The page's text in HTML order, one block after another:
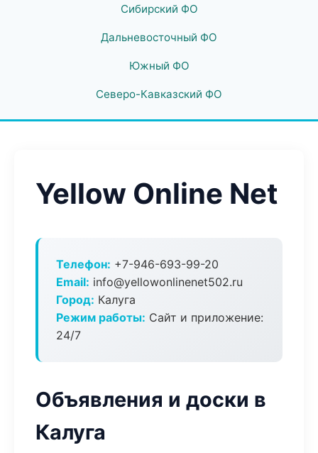
Сибирский ФО
Дальневосточный ФО
Южный ФО
Северо-Кавказский ФО
Yellow Online Net
Телефон: +7-946-693-99-20
Email: info@yellowonlinenet502.ru
Город: Калуга
Режим работы: Сайт и приложение:
24/7
Объявления и доски в
Калуга